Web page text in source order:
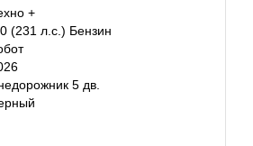
+
(231 л.с.) Бензин
5 дв.